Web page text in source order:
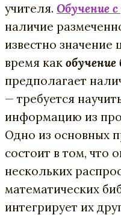
учителя. Обучение
наличие
известно значение
время как
предполагает
— требуется
информацию из
Одно из основных
состоит в том, что
нескольких
математических
интегрирует их